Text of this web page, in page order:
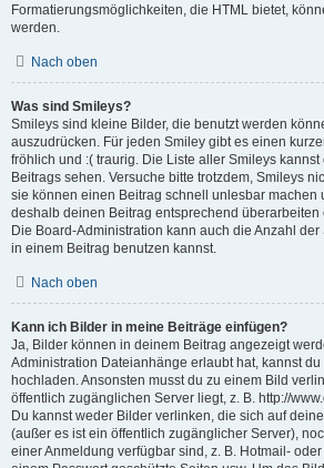
Formatierungsmöglichkeiten, die HTML bietet,
werden.
Nach oben
Was sind Smileys?
Smileys sind kleine Bilder, die benutzt werden
auszudrücken. Für jeden Smiley gibt es einen
fröhlich und :( traurig. Die Liste aller Smileys
Beitrags sehen. Versuche bitte trotzdem, Smileys
sie können einen Beitrag schnell unlesbar machen
deshalb deinen Beitrag entsprechend
Die Board-Administration kann auch die Anzahl
in einem Beitrag benutzen kannst.
Nach oben
Kann ich Bilder in meine Beiträge einfügen?
Ja, Bilder können in deinem Beitrag angezeigt
Administration Dateianhänge erlaubt hat, kannst
hochladen. Ansonsten musst du zu einem Bild
öffentlich zugänglichen Server liegt, z. B. http://
Du kannst weder Bilder verlinken, die sich auf
(außer es ist ein öffentlich zugänglicher Server),
einer Anmeldung verfügbar sind, z. B. Hotmail-